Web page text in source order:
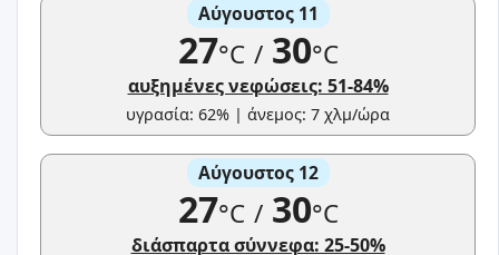
Αύγουστος 11
27°C /30°C
αυξημένες νεφώσεις: 51-84%
υγρασία: 62% | άνεμος: 7 χλμ/ώρα
Αύγουστος 12
27°C /30°C
διάσπαρτα σύννεφα: 25-50%